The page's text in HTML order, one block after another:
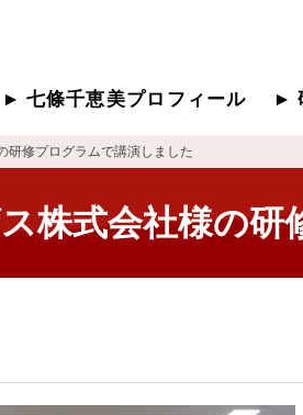
七條千恵美プロフィール
研修プログラムで講演しました
株式会社様の